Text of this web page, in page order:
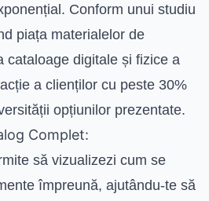
Conform unui studiu
piața materialelor de
cataloage digitale și fizice a
a clienților cu peste 30%
opțiunilor prezentate.
Complet:
să vizualizezi cum se
împreună, ajutându-te să